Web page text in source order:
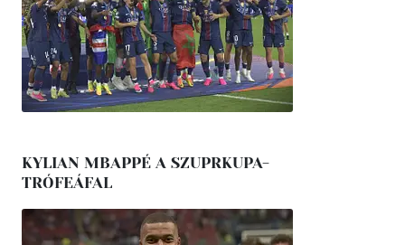
KYLIAN MBAPPÉ A SZUPRKUPA-
TRÓFEÁFAL